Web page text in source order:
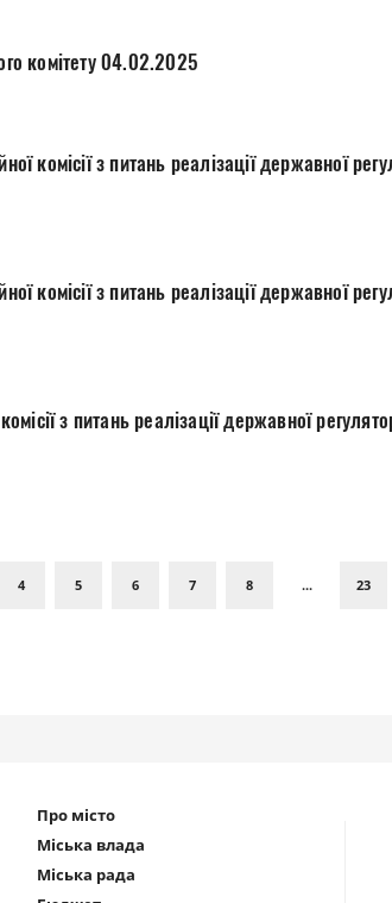
комітету 04.02.2025
політики у виконавчих
комісії з питань реалізації державної
у виконавчих
4 5 6 7 8 ... 23
Про місто
Міська влада
Міська рада